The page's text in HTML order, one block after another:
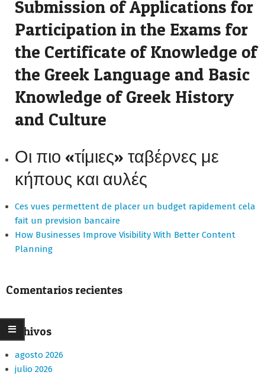
Submission of Applications for
Participation in the Exams for
the Certificate of Knowledge of
the Greek Language and Basic
Knowledge of Greek History
and Culture
Οι πιο «τίμιες» ταβέρνες με
κήπους και αυλές
Ces vues permettent de placer un budget rapidement cela
fait un prevision bancaire
How Businesses Improve Visibility With Better Content
Planning
Comentarios recientes
Archivos
agosto 2026
julio 2026